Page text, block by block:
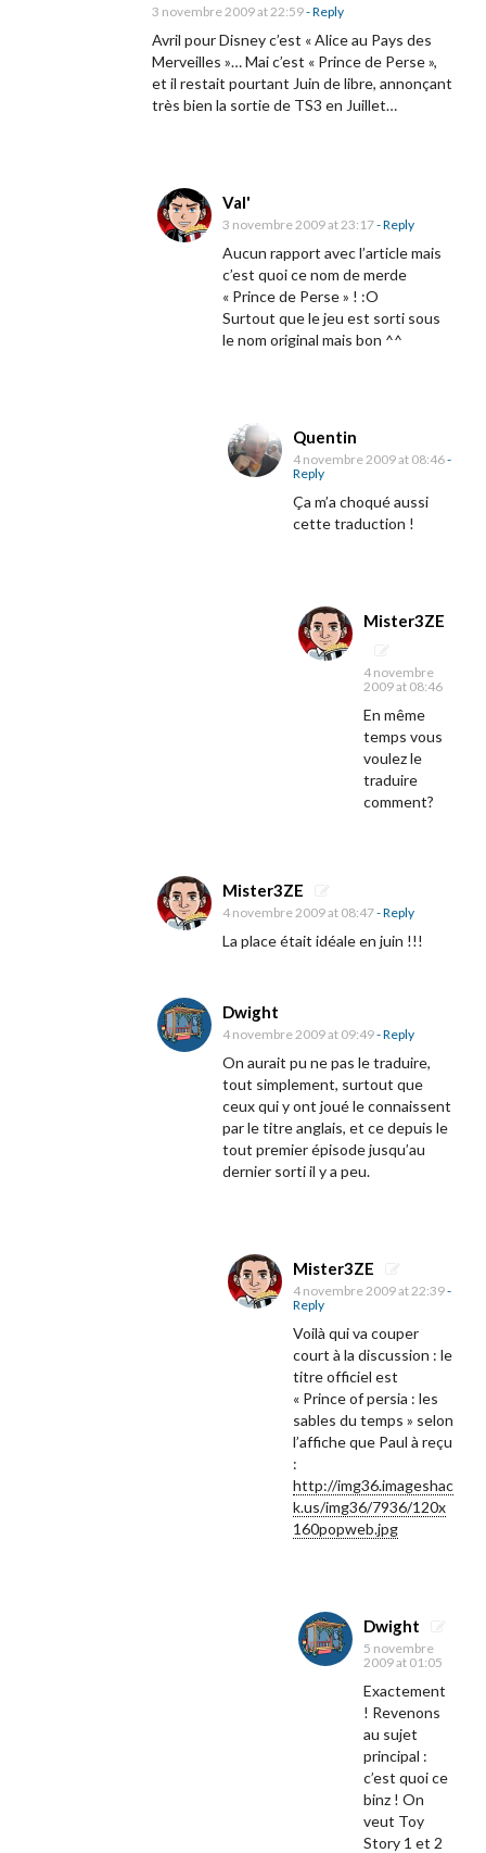
3 novembre 2009 at 22:59- Reply
Avril pour Disney c’est « Alice au Pays des
Merveilles »… Mai c’est « Prince de Perse »,
et il restait pourtant Juin de libre, annonçant
très bien la sortie de TS3 en Juillet…
Val'
3 novembre 2009 at 23:17- Reply
Aucun rapport avec l’article mais
c’est quoi ce nom de merde
« Prince de Perse » ! :O
Surtout que le jeu est sorti sous
le nom original mais bon ^^
Quentin
4 novembre 2009 at 08:46-
Reply
Ça m’a choqué aussi
cette traduction !
Mister3ZE
4 novembre
2009 at 08:46
En même
temps vous
voulez le
traduire
comment?
Mister3ZE
4 novembre 2009 at 08:47- Reply
La place était idéale en juin !!!
Dwight
4 novembre 2009 at 09:49- Reply
On aurait pu ne pas le traduire,
tout simplement, surtout que
ceux qui y ont joué le connaissent
par le titre anglais, et ce depuis le
tout premier épisode jusqu’au
dernier sorti il y a peu.
Mister3ZE
4 novembre 2009 at 22:39-
Reply
Voilà qui va couper
court à la discussion : le
titre officiel est
« Prince of persia : les
sables du temps » selon
l’affiche que Paul à reçu
:
http://img36.imageshac
k.us/img36/7936/120x
160popweb.jpg
Dwight
5 novembre
2009 at 01:05
Exactement
! Revenons
au sujet
principal :
c’est quoi ce
binz ! On
veut Toy
Story 1 et 2